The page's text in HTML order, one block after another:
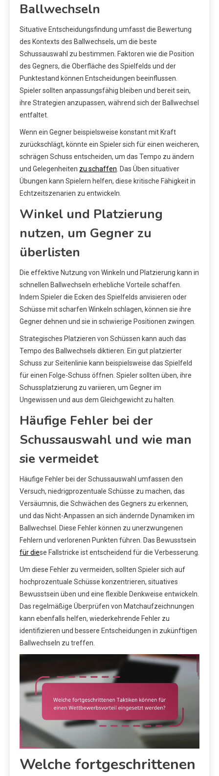
Ballwechseln
Situative Entscheidungsfindung umfasst die Bewertung
des Kontexts des Ballwechsels, um die beste
Schussauswahl zu bestimmen. Faktoren wie die Position
des Gegners, die Oberfläche des Spielfelds und der
Punktestand können Entscheidungen beeinflussen.
Spieler sollten anpassungsfähig bleiben und bereit sein,
ihre Strategien anzupassen, während sich der Ballwechsel
entfaltet.
Wenn ein Gegner beispielsweise konstant mit Kraft
zurückschlägt, könnte ein Spieler sich für einen weicheren,
schrägen Schuss entscheiden, um das Tempo zu ändern
und Gelegenheiten zu schaffen. Das Üben situativer
Übungen kann Spielern helfen, diese kritische Fähigkeit in
Echtzeitszenarien zu entwickeln.
Winkel und Platzierung
nutzen, um Gegner zu
überlisten
Die effektive Nutzung von Winkeln und Platzierung kann in
schnellen Ballwechseln erhebliche Vorteile schaffen.
Indem Spieler die Ecken des Spielfelds anvisieren oder
Schüsse mit scharfen Winkeln schlagen, können sie ihre
Gegner dehnen und sie in schwierige Positionen zwingen.
Strategisches Platzieren von Schüssen kann auch das
Tempo des Ballwechsels diktieren. Ein gut platzierter
Schuss zur Seitenlinie kann beispielsweise das Spielfeld
für einen Folge-Schuss öffnen. Spieler sollten üben, ihre
Schussplatzierung zu variieren, um Gegner im
Ungewissen und aus dem Gleichgewicht zu halten.
Häufige Fehler bei der
Schussauswahl und wie man
sie vermeidet
Häufige Fehler bei der Schussauswahl umfassen den
Versuch, niedrigprozentuale Schüsse zu machen, das
Versäumnis, die Schwächen des Gegners zu erkennen,
und das Nicht-Anpassen an sich ändernde Dynamiken im
Ballwechsel. Diese Fehler können zu unerzwungenen
Fehlern und verlorenen Punkten führen. Das Bewusstsein
für diese Fallstricke ist entscheidend für die Verbesserung.
Um diese Fehler zu vermeiden, sollten Spieler sich auf
hochprozentuale Schüsse konzentrieren, situatives
Bewusstsein üben und eine flexible Denkweise entwickeln.
Das regelmäßige Überprüfen von Matchaufzeichnungen
kann ebenfalls helfen, wiederkehrende Fehler zu
identifizieren und bessere Entscheidungen in zukünftigen
Ballwechseln zu treffen.
Welche fortgeschrittenen